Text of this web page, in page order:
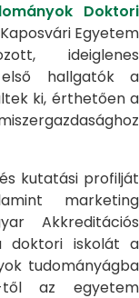
Doktori
Egyetem
ideiglenes
hallgatók a
ki, érthetően a
kutatási profilját
marketing
Akkreditációs
doktori iskolát a
tudományágba
az egyetem